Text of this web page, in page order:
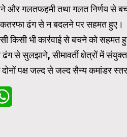
और गलतफहमी तथा गलत निर्णय से
ढंग से न बदलने पर सहमत हुए।
किसी भी कार्रवाई से बचने को सहमत
से सुलझाने, सीमावर्ती क्षेत्रों में
पक्ष जल्द से जल्द सैन्य कमांडर